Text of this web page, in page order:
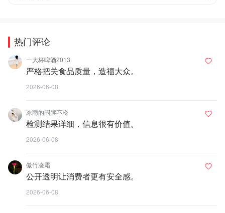
热门评论
一大杯啤酒2013
严格把关食品质量，造福大众。
2026-06-08
冰雨的围脖不冷
检测结果详细，信息很有价值。
2026-06-08
傲竹凌霜
公开透明让消费者更有安全感。
2026-06-08